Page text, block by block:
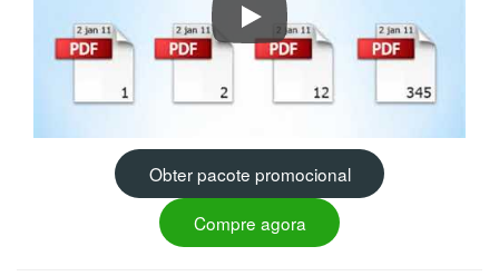
How to convert HTML files to
Obter pacote promocional
Compre agora